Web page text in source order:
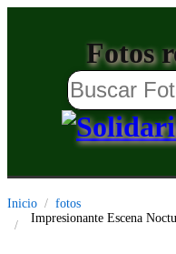
Fotos
Inicio
fotos
Impresionante Escena